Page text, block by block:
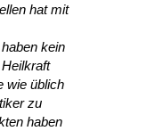
hat mit
kein
wie üblich
zu
haben